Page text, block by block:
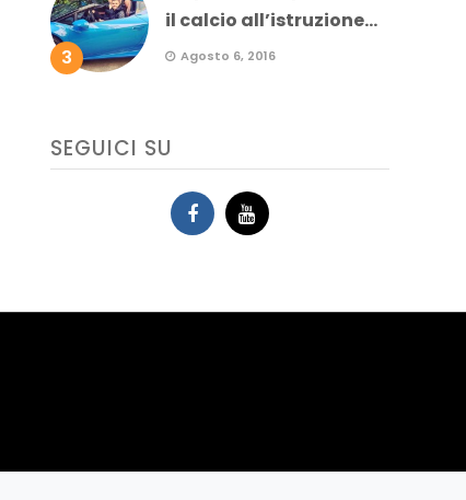
3
il calcio all’istruzione...
Agosto 6, 2016
SEGUICI SU